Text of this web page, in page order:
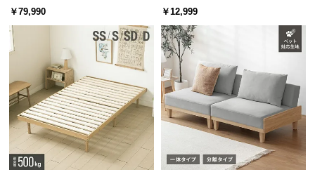
ロ
グ
企
業
連結してファミリーサイズに
もう一つのシュラフと繋げれば、家族が一緒に寝転
べるサイズに。寝返りのできる広さが魅力です。
ニングテーブル 6人掛け 天然木突
￥79,990
キャスター付き 上下左右角度調節
￥12,999